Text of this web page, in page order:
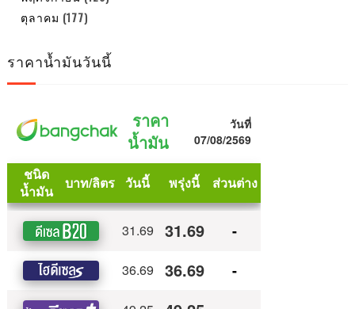
ตุลาคม (177)
ราคาน้ำมันวันนี้